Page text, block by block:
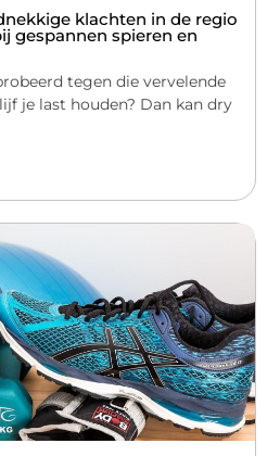
klachten in de regio
gespannen spieren en
tegen die vervelende
je last houden? Dan kan dry